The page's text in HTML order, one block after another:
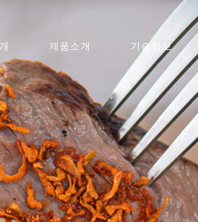
제품소개 기술정보